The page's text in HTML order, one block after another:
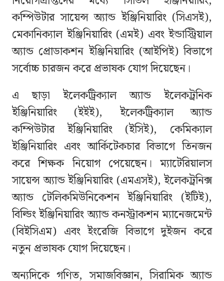
কম্পিউটার সায়েন্স অ্যান্ড ইঞ্জিনিয়ারিং (সিএসই),
মেকানিক্যাল ইঞ্জিনিয়ারিং (এমই) এবং ইন্ডাস্ট্রিয়াল
অ্যান্ড প্রোডাকশন ইঞ্জিনিয়ারিং (আইপিই) বিভাগে
সর্বোচ্চ চারজন করে প্রভাষক যোগ দিয়েছেন।
এ ছাড়া ইলেকট্রিক্যাল অ্যান্ড ইলেকট্রনিক
ইঞ্জিনিয়ারিং (ইইই), ইলেকট্রিক্যাল অ্যান্ড
কম্পিউটার ইঞ্জিনিয়ারিং (ইসিই), কেমিক্যাল
ইঞ্জিনিয়ারিং এবং আর্কিটেকচার বিভাগে তিনজন
করে শিক্ষক নিয়োগ পেয়েছেন। ম্যাটেরিয়ালস
সায়েন্স অ্যান্ড ইঞ্জিনিয়ারিং (এমএসই), ইলেকট্রনিক্স
অ্যান্ড টেলিকমিউনিকেশন ইঞ্জিনিয়ারিং (ইটিই),
বিল্ডিং ইঞ্জিনিয়ারিং অ্যান্ড কনস্ট্রাকশন ম্যানেজমেন্ট
(বিইসিএম) এবং ইংরেজি বিভাগে দুইজন করে
নতুন প্রভাষক যোগ দিয়েছেন।
অন্যদিকে গণিত, সমাজবিজ্ঞান, সিরামিক অ্যান্ড